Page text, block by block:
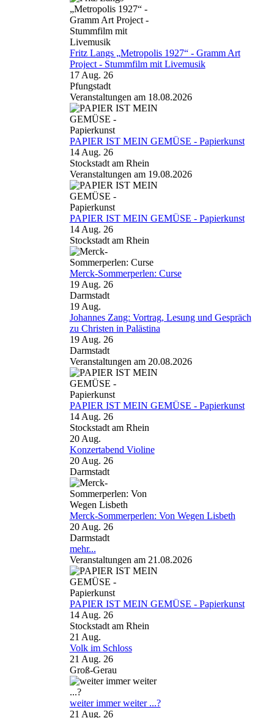
Fritz Langs „Metropolis 1927“ - Gramm Art
Project - Stummfilm mit Livemusik
17 Aug. 26
Pfungstadt
Veranstaltungen am 18.08.2026
PAPIER IST MEIN GEMÜSE - Papierkunst
14 Aug. 26
Stockstadt am Rhein
Veranstaltungen am 19.08.2026
PAPIER IST MEIN GEMÜSE - Papierkunst
14 Aug. 26
Stockstadt am Rhein
Merck-Sommerperlen: Curse
19 Aug. 26
Darmstadt
19 Aug.
Johannes Zang: Vortrag, Lesung und Gespräch
zu Christen in Palästina
19 Aug. 26
Darmstadt
Veranstaltungen am 20.08.2026
PAPIER IST MEIN GEMÜSE - Papierkunst
14 Aug. 26
Stockstadt am Rhein
20 Aug.
Konzertabend Violine
20 Aug. 26
Darmstadt
Merck-Sommerperlen: Von Wegen Lisbeth
20 Aug. 26
Darmstadt
mehr...
Veranstaltungen am 21.08.2026
PAPIER IST MEIN GEMÜSE - Papierkunst
14 Aug. 26
Stockstadt am Rhein
21 Aug.
Volk im Schloss
21 Aug. 26
Groß-Gerau
weiter immer weiter ...?
21 Aug. 26